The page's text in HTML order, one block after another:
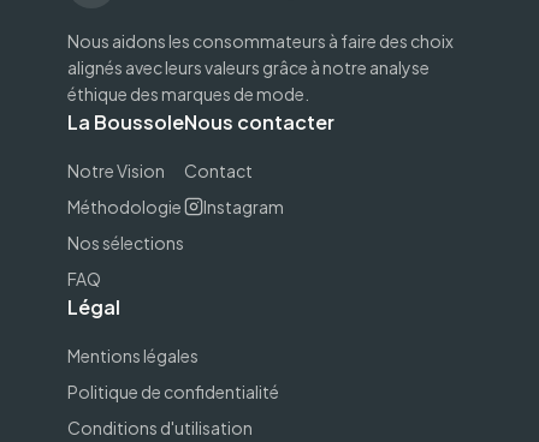
Nous aidons les consommateurs à faire des choix
alignés avec leurs valeurs grâce à notre analyse
éthique des marques de mode.
La Boussole
Notre Vision
Méthodologie
Nos sélections
FAQ
Nous contacter
Contact
Instagram
Légal
Mentions légales
Politique de confidentialité
Conditions d'utilisation